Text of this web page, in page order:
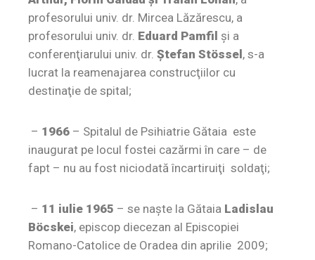
profesorului univ. dr. Mircea Lăzărescu, a
profesorului univ. dr. Eduard Pamfil şi a
conferenţiarului univ. dr. Ştefan Stössel , s-a
lucrat la reamenajarea construcţiilor cu
destinaţie de spital;
– 1966 – Spitalul de Psihiatrie Gătaia este
inaugurat pe locul fostei cazărmi în care – de
fapt – nu au fost niciodată încartiruiţi soldaţi;
– 11 iulie 1965 – se naşte la Gătaia Ladislau
Böcskei, episcop diecezan al Episcopiei
Romano-Catolice de Oradea din aprilie 2009;